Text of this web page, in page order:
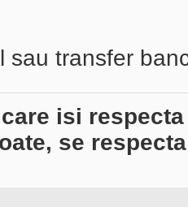
sau transfer
isi
se